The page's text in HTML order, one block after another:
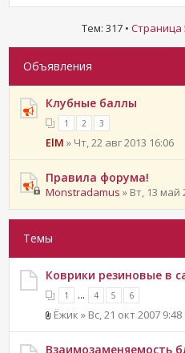
Тем: 317 • Страница
Объявления
Клубные баллы
1 2 3
ElM » Чт, 22 авг 2013 16:06
Правила форума!
Monstradamus » Вт, 13 май
Темы
Коврики резиновые в
1 ... 4 5 6
Ёжик » Вс, 21 окт 2007 9:48
Взаимозаменяемость